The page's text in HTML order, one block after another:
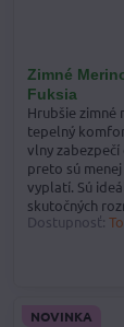
Zimné
Fuksia
Hrubšie zimné
tepelný
vlny
preto sú
vyplatí. Sú
skutočných
Dostupnosť:
NOVINKA